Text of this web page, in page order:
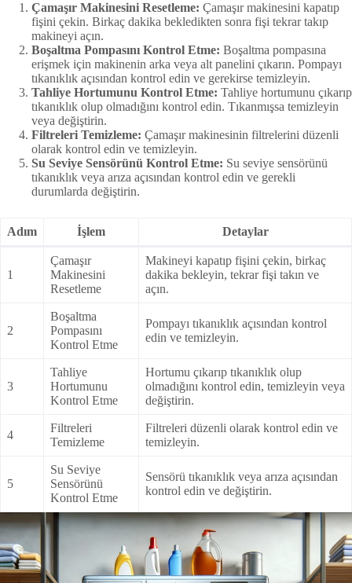
Çamaşır Makinesini Resetleme: Çamaşır makinesini kapatıp
fişini çekin. Birkaç dakika bekledikten sonra fişi tekrar takıp
makineyi açın.
Boşaltma Pompasını Kontrol Etme: Boşaltma pompasına
erişmek için makinenin arka veya alt panelini çıkarın. Pompayı
tıkanıklık açısından kontrol edin ve gerekirse temizleyin.
Tahliye Hortumunu Kontrol Etme: Tahliye hortumunu çıkarıp
tıkanıklık olup olmadığını kontrol edin. Tıkanmışsa temizleyin
veya değiştirin.
Filtreleri Temizleme: Çamaşır makinesinin filtrelerini düzenli
olarak kontrol edin ve temizleyin.
Su Seviye Sensörünü Kontrol Etme: Su seviye sensörünü
tıkanıklık veya arıza açısından kontrol edin ve gerekli
durumlarda değiştirin.
Adım İşlem Detaylar
1
Çamaşır
Makinesini
Resetleme
Makineyi kapatıp fişini çekin, birkaç
dakika bekleyin, tekrar fişi takın ve
açın.
2
Boşaltma
Pompasını
Kontrol Etme
Pompayı tıkanıklık açısından kontrol
edin ve temizleyin.
3
Tahliye
Hortumunu
Kontrol Etme
Hortumu çıkarıp tıkanıklık olup
olmadığını kontrol edin, temizleyin veya
değiştirin.
4
Filtreleri
Temizleme
Filtreleri düzenli olarak kontrol edin ve
temizleyin.
5
Su Seviye
Sensörünü
Kontrol Etme
Sensörü tıkanıklık veya arıza açısından
kontrol edin ve değiştirin.